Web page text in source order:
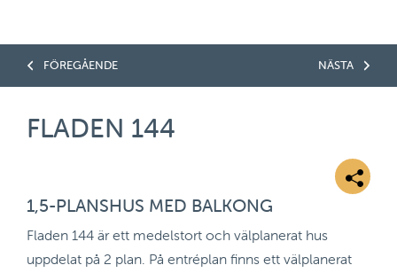
FÖREGÅENDE NÄSTA
FLADEN 144
1,5-PLANSHUS MED BALKONG
Fladen 144 är ett medelstort och välplanerat hus
uppdelat på 2 plan. På entréplan finns ett välplanerat